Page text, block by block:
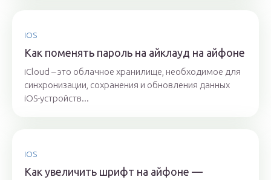
IOS
Как поменять пароль на айклауд на айфоне
iCloud – это облачное хранилище, необходимое для
синхронизации, сохранения и обновления данных
iOS-устройств...
IOS
Как увеличить шрифт на айфоне —